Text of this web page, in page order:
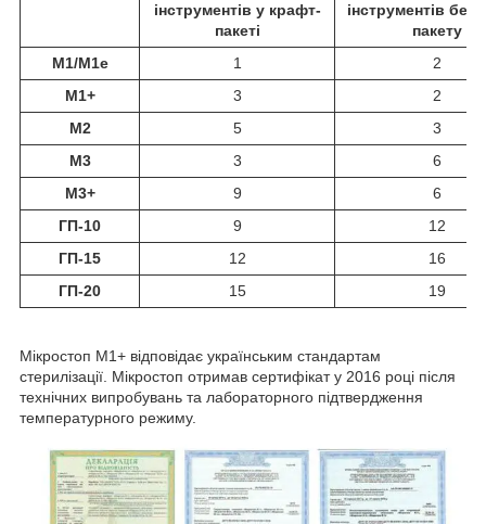
інструментів у крафт-
пакеті
інструментів без
пакету
М1/М1е
1
2
М1+
3
2
М2
5
3
М3
3
6
М3+
9
6
ГП-10
9
12
ГП-15
12
16
ГП-20
15 19
Мікростоп М1+ відповідає українським стандартам
стерилізації. Мікростоп отримав сертифікат у 2016 році після
технічних випробувань та лабораторного підтвердження
температурного режиму.